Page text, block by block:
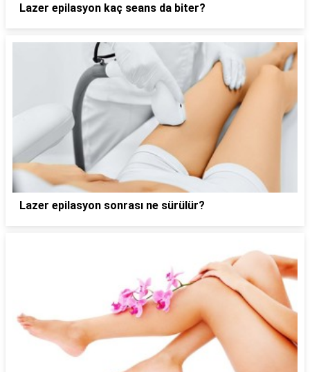
Lazer epilasyon kaç seans da biter?
Lazer epilasyon sonrası ne sürülür?